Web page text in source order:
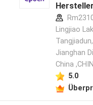
Lingjiao
Jianghan
China
5.0